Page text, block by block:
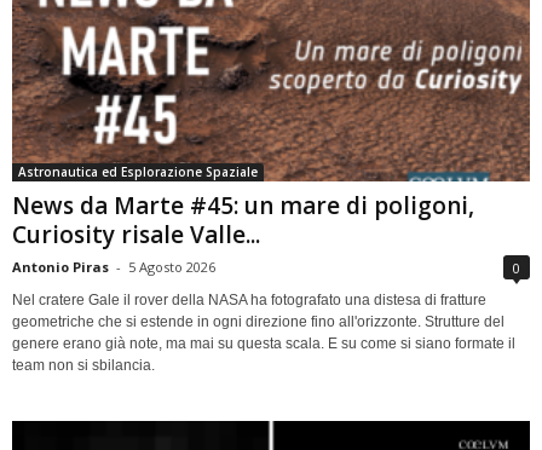
Astronautica ed Esplorazione Spaziale
News da Marte #45: un mare di poligoni,
Curiosity risale Valle...
Antonio Piras - 5 Agosto 2026 0
Nel cratere Gale il rover della NASA ha fotografato una distesa di fratture
geometriche che si estende in ogni direzione fino all'orizzonte. Strutture del
genere erano già note, ma mai su questa scala. E su come si siano formate il
team non si sbilancia.